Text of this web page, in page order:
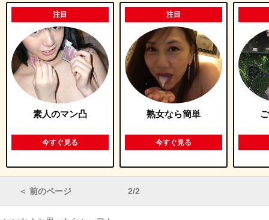
注目
素人のマン凸
今すぐ見る
注目
熟女なら簡単
今すぐ見る
＜ 前のページ 2/2